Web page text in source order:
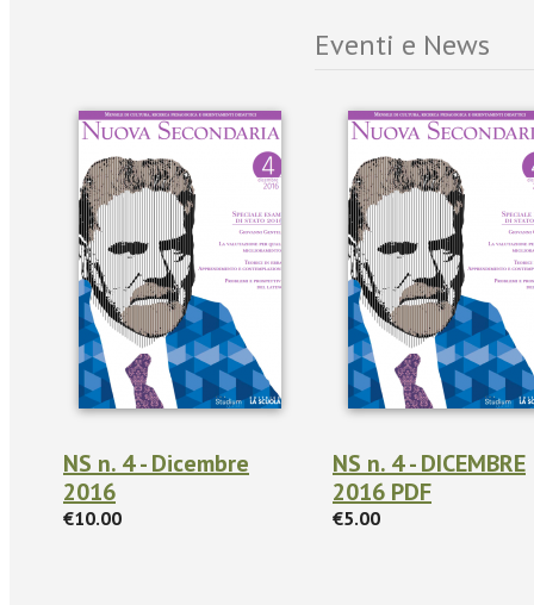
Eventi e News
NS n. 4 - Dicembre
2016
€10.00
NS n. 4 - DICEMBRE
2016 PDF
€5.00